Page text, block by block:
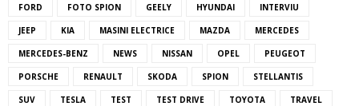
FORD FOTO SPION GEELY HYUNDAI INTERVIU
JEEP KIA MASINI ELECTRICE MAZDA MERCEDES
MERCEDES-BENZ NEWS NISSAN OPEL PEUGEOT
PORSCHE RENAULT SKODA SPION STELLANTIS
SUV TESLA TEST TEST DRIVE TOYOTA TRAVEL